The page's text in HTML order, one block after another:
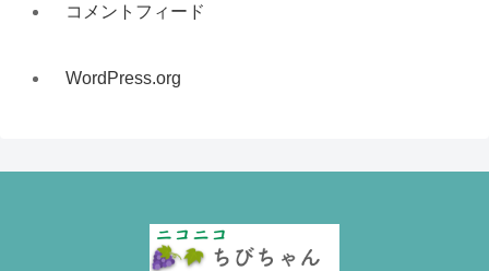
コメントフィード
WordPress.org